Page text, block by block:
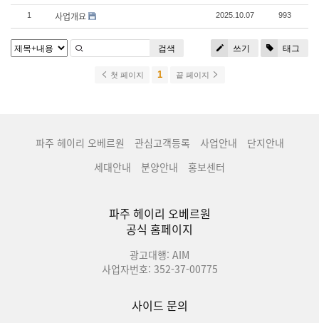
1 사업개요 2025.10.07 993
쓰기 태그
검색
첫 페이지 1 끝 페이지
파주 헤이리 오베르원 관심고객등록 사업안내
단지안내
세대안내
분양안내 홍보센터
파주 헤이리 오베르원
공식 홈페이지
광고대행: AIM
사업자번호: 352-37-00775
사이드 문의